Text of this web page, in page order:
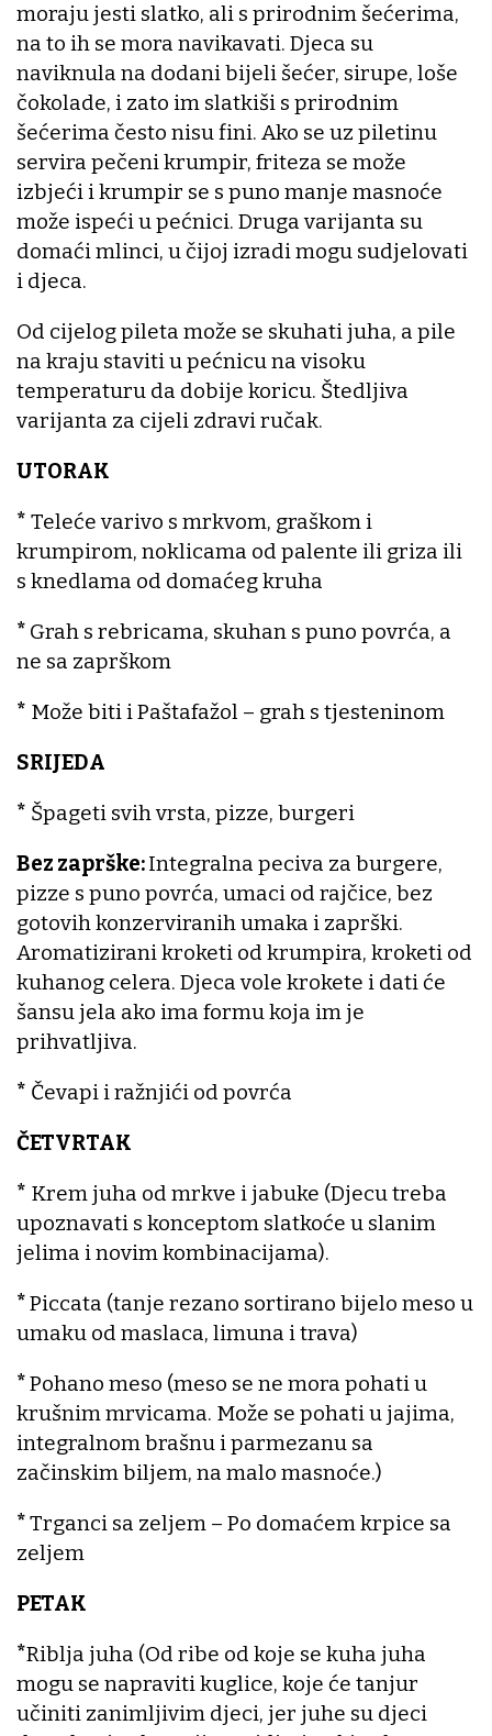
moraju jesti slatko, ali s prirodnim šećerima,
na to ih se mora navikavati. Djeca su
naviknula na dodani bijeli šećer, sirupe, loše
čokolade, i zato im slatkiši s prirodnim
šećerima često nisu fini. Ako se uz piletinu
servira pečeni krumpir, friteza se može
izbjeći i krumpir se s puno manje masnoće
može ispeći u pećnici. Druga varijanta su
domaći mlinci, u čijoj izradi mogu sudjelovati
i djeca.
Od cijelog pileta može se skuhati juha, a pile
na kraju staviti u pećnicu na visoku
temperaturu da dobije koricu. Štedljiva
varijanta za cijeli zdravi ručak.
UTORAK
* Teleće varivo s mrkvom, graškom i
krumpirom, noklicama od palente ili griza ili
s knedlama od domaćeg kruha
* Grah s rebricama, skuhan s puno povrća, a
ne sa zaprškom
* Može biti i Paštafažol – grah s tjesteninom
SRIJEDA
* Špageti svih vrsta, pizze, burgeri
Bez zaprške:Integralna peciva za burgere,
pizze s puno povrća, umaci od rajčice, bez
gotovih konzerviranih umaka i zaprški.
Aromatizirani kroketi od krumpira, kroketi od
kuhanog celera. Djeca vole krokete i dati će
šansu jela ako ima formu koja im je
prihvatljiva.
* Čevapi i ražnjići od povrća
ČETVRTAK
* Krem juha od mrkve i jabuke (Djecu treba
upoznavati s konceptom slatkoće u slanim
jelima i novim kombinacijama).
*Piccata (tanje rezano sortirano bijelo meso u
umaku od maslaca, limuna i trava)
*Pohano meso (meso se ne mora pohati u
krušnim mrvicama. Može se pohati u jajima,
integralnom brašnu i parmezanu sa
začinskim biljem, na malo masnoće.)
*Trganci sa zeljem – Po domaćem krpice sa
zeljem
PETAK
*Riblja juha (Od ribe od koje se kuha juha
mogu se napraviti kuglice, koje će tanjur
učiniti zanimljivim djeci, jer juhe su djeci